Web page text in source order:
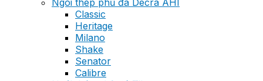
Ngói thép phủ đá Decra AHI
Classic
Heritage
Milano
Shake
Senator
Calibre